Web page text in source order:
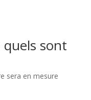
sont
sera en mesure